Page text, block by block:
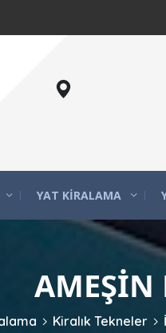
YAT KIRALAMA
AMEŞIN
Kiralık Tekneler